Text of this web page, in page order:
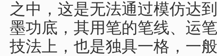
之中，这是无法通过模仿达
墨功底，其用笔的笔线、运
技法上，也是独具一格，一